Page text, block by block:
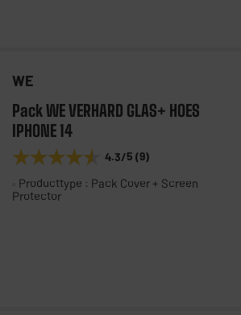
WE
Pack WE VERHARD GLAS+ HOES
IPHONE 14
★★★★★
★★★★★ 4.3/5 (9)
Producttype : Pack Cover + Screen
Protector